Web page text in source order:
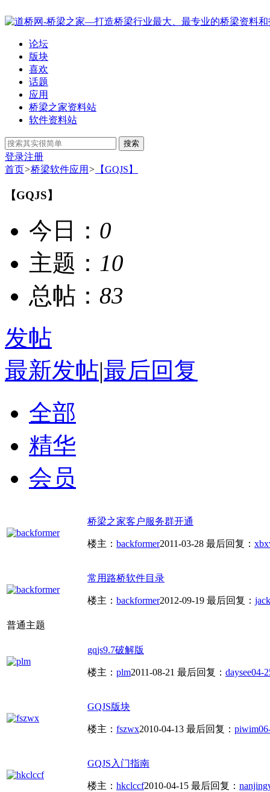
论坛
版块
喜欢
话题
应用
桥梁之家资料站
软件资料站
搜索
登录注册
首页>桥梁软件应用 > 【GQJS】
【GQJS】
今日： 0
主题： 10
总帖： 83
发帖
最新发帖|最后回复
全部
精华
会员
桥梁之家客户服务群开通
楼主： backformer2011-03-28 最后回复：
常用路桥软件目录
楼主： backformer2012-09-19 最后回复：
普通主题
gqjs9.7破解版
楼主： plm2011-08-21 最后回复： daysee04-
GQJS版块
楼主： fszwx2010-04-13 最后回复： piwim
GQJS入门指南
楼主： hkclccf2010-04-15 最后回复：